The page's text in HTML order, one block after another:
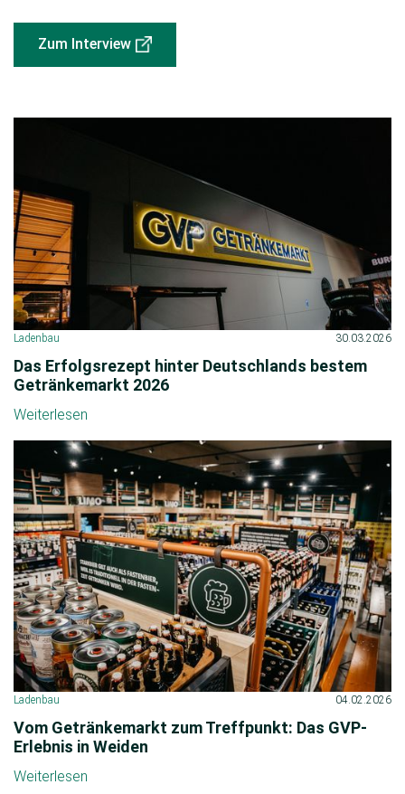
Zum Interview
Ladenbau 30.03.2026
Das Erfolgsrezept hinter Deutschlands bestem
Getränkemarkt 2026
Weiterlesen
Ladenbau 04.02.2026
Vom Getränkemarkt zum Treffpunkt: Das GVP-
Erlebnis in Weiden
Weiterlesen